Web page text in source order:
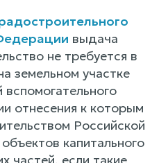
выдача
не требуется в
земельном участке
отнесения к которым
Российской
капитального
частей, если такие